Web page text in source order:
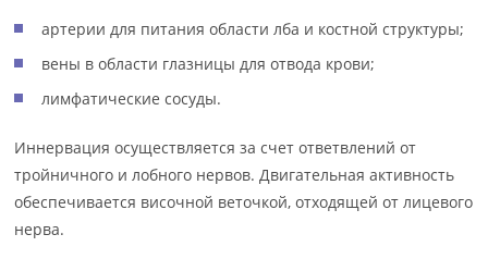
артерии для питания области лба и костной структуры;
вены в области глазницы для отвода крови;
лимфатические сосуды.
Иннервация осуществляется за счет ответвлений от
тройничного и лобного нервов. Двигательная активность
обеспечивается височной веточкой, отходящей от лицевого
нерва.